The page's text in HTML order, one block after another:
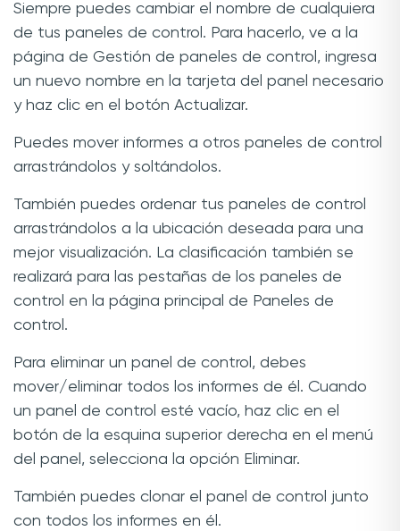
Siempre puedes cambiar el nombre de cualquiera
de tus paneles de control. Para hacerlo, ve a la
página de Gestión de paneles de control, ingresa
un nuevo nombre en la tarjeta del panel necesario
y haz clic en el botón Actualizar.
Puedes mover informes a otros paneles de control
arrastrándolos y soltándolos.
También puedes ordenar tus paneles de control
arrastrándolos a la ubicación deseada para una
mejor visualización. La clasificación también se
realizará para las pestañas de los paneles de
control en la página principal de Paneles de
control.
Para eliminar un panel de control, debes
mover/eliminar todos los informes de él. Cuando
un panel de control esté vacío, haz clic en el
botón de la esquina superior derecha en el menú
del panel, selecciona la opción Eliminar.
También puedes clonar el panel de control junto
con todos los informes en él.